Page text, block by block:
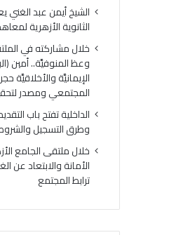
الشيخ أيمن عبد الغني
الثانوية الأزهرية
خلال مشاركته في
وعظ المنوفيَّة.. أمين
الإيمانيَّة
المجتمعي ومصدر
وطرق التسجيل
خلال ملتقى الجامع
الأمانة والابتعاد
ترابط المجتمع